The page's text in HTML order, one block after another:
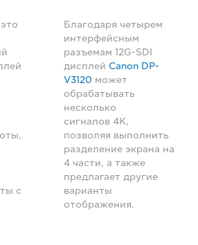
с
Благодаря четырем
интерфейсным
разъемам 12G-SDI
дисплей Canon DP-
V3120 может
обрабатывать
несколько
сигналов 4K,
позволяя выполнить
разделение экрана на
4 части, а также
предлагает другие
варианты
отображения.